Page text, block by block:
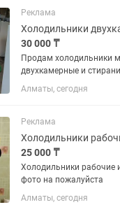
Реклама
30 000 ₸
Продам холодильники
двухкамерные и
автомат в хорошем
состоянии морозят
Алматы, сегодня
Реклама
25 000 ₸
Холодильники рабочие
фото на пожалуйста
Алматы, сегодня